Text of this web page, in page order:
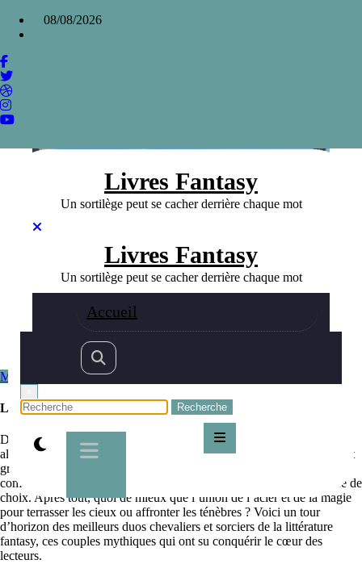
contenu
08/08/2026
Livres Fantasy
Un sortilège peut se cacher derrière chaque mot
Livres Fantasy
Un sortilège peut se cacher derrière chaque mot
Accueil
Les meilleurs duos de chevaliers et sorciers
en fantasy
Meilleurs livres Fantasy
Les meilleurs duos de chevaliers et sorciers en fantasy
Dans les vastes et mystérieuses contrées de la fantasy, il est des
alliances qui marquent les esprits, des duos qui défient l’ordre établi et
gravent leur nom dans les annales des mondes fictifs. Parmi ces
combinaisons épiques, le binôme chevalier-sorcier occupe une place de
choix. Après tout, quoi de mieux que l’union de l’acier et de la magie
pour terrasser les cieux ou affronter les ténèbres ? Voici un tour
d’horizon des meilleurs duos chevaliers et sorciers de la littérature
fantasy, ces couples mythiques qui ont su conquérir le cœur des
lecteurs.